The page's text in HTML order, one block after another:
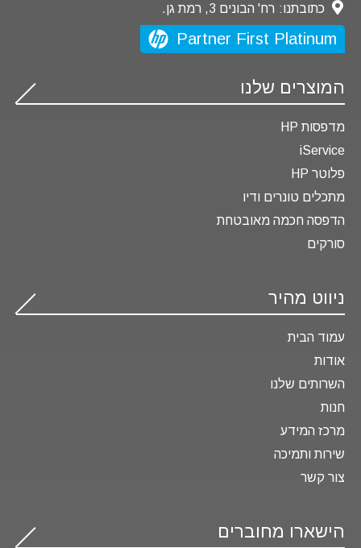
כתובתנו: רח' הבונים 3, רמת גן.
Partner First Platinum
המוצרים שלנו
מדפסות HP
iService
פלוטר HP
מתכלים טונרים ודיו
הדפסה חכמה מאובטחת
סורקים
ניווט מהיר
עמוד הבית
אודות
השרותים שלנו
חנות
מרכז המידע
שירות ותמיכה
צור קשר
הישארו מחוברים